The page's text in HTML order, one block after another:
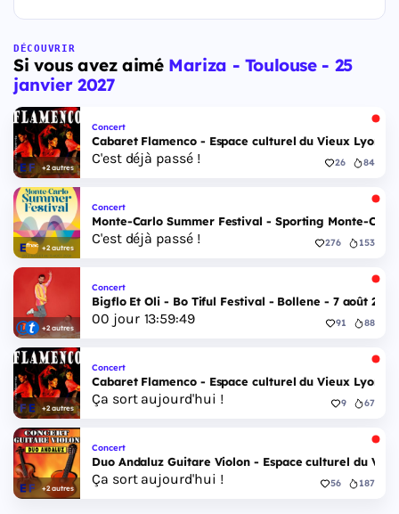
DÉCOUVRIR
Si vous avez aimé Mariza - Toulouse - 25
janvier 2027
+2 autres
Concert
Cabaret Flamenco - Espace culturel du Vieux Lyon -
C'est déjà passé ! 26 84
+2 autres
Concert
Monte-Carlo Summer Festival - Sporting Monte-
C'est déjà passé ! 276 153
+2 autres
Concert
Bigflo Et Oli - Bo Tiful Festival - Bollene - 7 août 2026
00 jour 13:59:48 91 88
+2 autres
Concert
Cabaret Flamenco - Espace culturel du Vieux Lyon -
Ça sort aujourd'hui ! 9 67
+2 autres
Concert
Duo Andaluz Guitare Violon - Espace culturel du
Ça sort aujourd'hui ! 56 187